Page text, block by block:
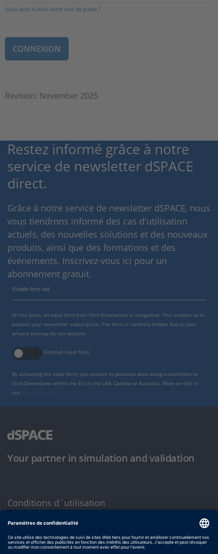
Vous avez oublié votre mot de passe ?
Revision: November 2025
Restez informé grâce à notre
service de newsletter dSPACE
direct.
Grâce à notre service de newsletter dSPACE, nous
vous tiendrons informé des cas d'utilisation
actuels, des nouvelles solutions et des nouveaux
produits, ainsi que des formations et des
événements. Inscrivez-vous ici pour un
abonnement gratuit.
Enable form call
At this point, an input form from Click Dimensions is integrated. This enables us to
process your newsletter subscription. The form is currently hidden due to your
privacy settings for our website.
External input form
By activating the input form, you consent to personal data being transmitted to
Click Dimensions within the EU, in the USA, Canada or Australia. More on this in
our
.
Your partner in simulation and validation
Conditions d´utilisation
Politique de confidentialité
Mentions légales et conditions générales